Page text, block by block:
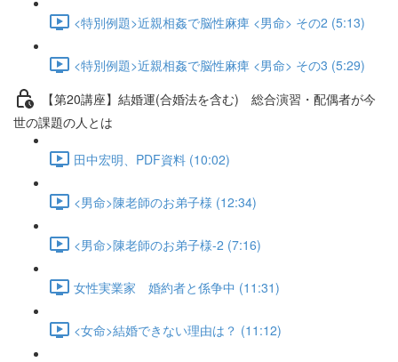
<特別例題>近親相姦で脳性麻痺 <男命> その2 (5:13)
<特別例題>近親相姦で脳性麻痺 <男命> その3 (5:29)
【第20講座】結婚運(合婚法を含む) 総合演習・配偶者が今
世の課題の人とは
田中宏明、PDF資料 (10:02)
<男命>陳老師のお弟子様 (12:34)
<男命>陳老師のお弟子様-2 (7:16)
女性実業家 婚約者と係争中 (11:31)
<女命>結婚できない理由は？ (11:12)